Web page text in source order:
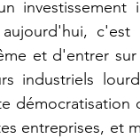
c'est
et d'entrer
industriels
démocratisation
entreprises, et